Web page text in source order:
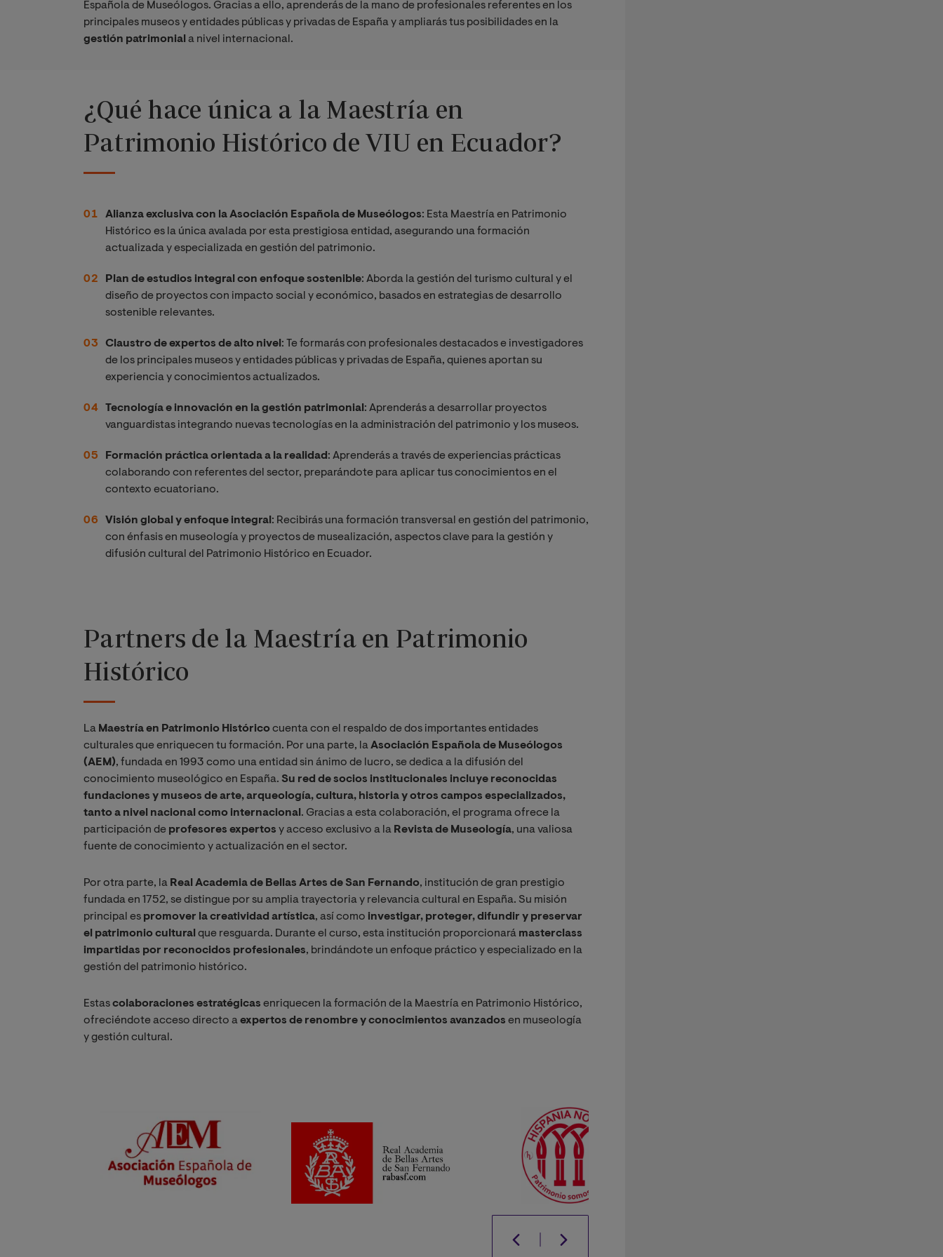
Española de Museólogos. Gracias a ello, aprenderás de la mano de profesionales referentes en los
principales museos y entidades públicas y privadas de España y ampliarás tus posibilidades en la
gestión patrimonial a nivel internacional.
¿Qué hace única a la Maestría en
Patrimonio Histórico de VIU en Ecuador?
Alianza exclusiva con la Asociación Española de Museólogos: Esta Maestría en Patrimonio
Histórico es la única avalada por esta prestigiosa entidad, asegurando una formación
actualizada y especializada en gestión del patrimonio.
Plan de estudios integral con enfoque sostenible: Aborda la gestión del turismo cultural y el
diseño de proyectos con impacto social y económico, basados en estrategias de desarrollo
sostenible relevantes.
Claustro de expertos de alto nivel : Te formarás con profesionales destacados e investigadores
de los principales museos y entidades públicas y privadas de España, quienes aportan su
experiencia y conocimientos actualizados.
Tecnología e innovación en la gestión patrimonial : Aprenderás a desarrollar proyectos
vanguardistas integrando nuevas tecnologías en la administración del patrimonio y los museos.
Formación práctica orientada a la realidad : Aprenderás a través de experiencias prácticas
colaborando con referentes del sector, preparándote para aplicar tus conocimientos en el
contexto ecuatoriano.
Visión global y enfoque integral : Recibirás una formación transversal en gestión del patrimonio,
con énfasis en museología y proyectos de musealización, aspectos clave para la gestión y
difusión cultural del Patrimonio Histórico en Ecuador.
Partners de la Maestría en Patrimonio
Histórico
La Maestría en Patrimonio Históricocuenta con el respaldo de dos importantes entidades
culturales que enriquecen tu formación. Por una parte, laAsociación Española de Museólogos
(AEM), fundada en 1993 como una entidad sin ánimo de lucro, se dedica a la difusión del
conocimiento museológico en España. Su red de socios institucionales incluye reconocidas
fundaciones y museos de arte, arqueología, cultura, historia y otros campos especializados,
tanto a nivel nacional como internacional. Gracias a esta colaboración, el programa ofrece la
participación de profesores expertos y acceso exclusivo a la Revista de Museología, una valiosa
fuente de conocimiento y actualización en el sector.
Por otra parte, la Real Academia de Bellas Artes de San Fernando, institución de gran prestigio
fundada en 1752, se distingue por su amplia trayectoria y relevancia cultural en España. Su misión
principal es promover la creatividad artística, así como investigar, proteger, difundir y preservar
el patrimonio culturalque resguarda. Durante el curso, esta institución proporcionará masterclass
impartidas por reconocidos profesionales, brindándote un enfoque práctico y especializado en la
gestión del patrimonio histórico.
Estascolaboraciones estratégicas enriquecen la formación de la Maestría en Patrimonio Histórico,
ofreciéndote acceso directo aexpertos de renombre y conocimientos avanzados en museología
y gestión cultural.